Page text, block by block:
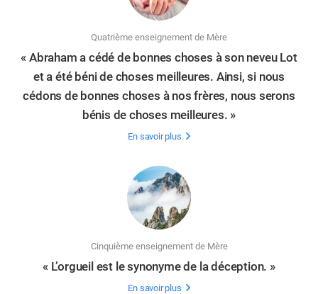
Quatrième enseignement de Mère
« Abraham a cédé de bonnes choses à son neveu Lot
et a été béni de choses meilleures. Ainsi, si nous
cédons de bonnes choses à nos frères, nous serons
bénis de choses meilleures. »
En savoir plus
Cinquième enseignement de Mère
« L’orgueil est le synonyme de la déception. »
En savoir plus